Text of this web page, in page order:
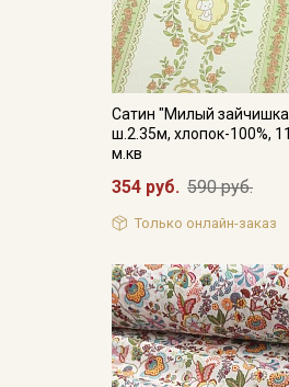
Сатин "Милый
ш.2.35м, хлопок-100%,
м.кв
354 руб. 590 руб.
Только онлайн-заказ